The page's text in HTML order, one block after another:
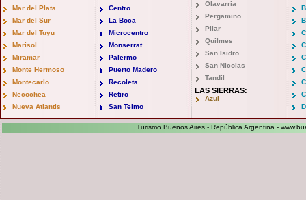
Mar del Plata
Mar del Sur
Mar del Tuyu
Marisol
Miramar
Monte Hermoso
Montecarlo
Necochea
Nueva Atlantis
Centro
La Boca
Microcentro
Monserrat
Palermo
Puerto Madero
Recoleta
Retiro
San Telmo
Olavarria
Pergamino
Pilar
Quilmes
San Isidro
San Nicolas
Tandil
LAS SIERRAS:
Azul
Turismo Buenos Aires - República Argentina -